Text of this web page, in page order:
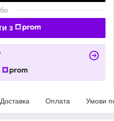
з
Доставка Оплата Умови